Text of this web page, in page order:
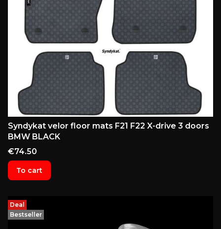
Syndykat velor floor mats F21 F22 X-drive 3 doors
BMW BLACK
Price
€74.50
To cart
Deal
Bestseller